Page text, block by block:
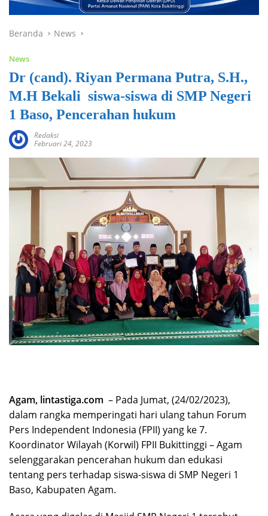
Beranda News
News
Dr (cand). Riyan Permana Putra, S.H.,
M.H Bekali siswa-siswa di SMP Negeri
1 Baso, Pencerahan hukum
Redaksi
Februari 24, 2023
Agam, lintastiga.com – Pada Jumat, (24/02/2023),
dalam rangka memperingati hari ulang tahun Forum
Pers Independent Indonesia (FPII) yang ke 7.
Koordinator Wilayah (Korwil) FPII Bukittinggi – Agam
selenggarakan pencerahan hukum dan edukasi
tentang pers terhadap siswa-siswa di SMP Negeri 1
Baso, Kabupaten Agam.